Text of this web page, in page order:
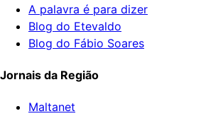
A palavra é para dizer
Blog do Etevaldo
Blog do Fábio Soares
Jornais da Região
Maltanet